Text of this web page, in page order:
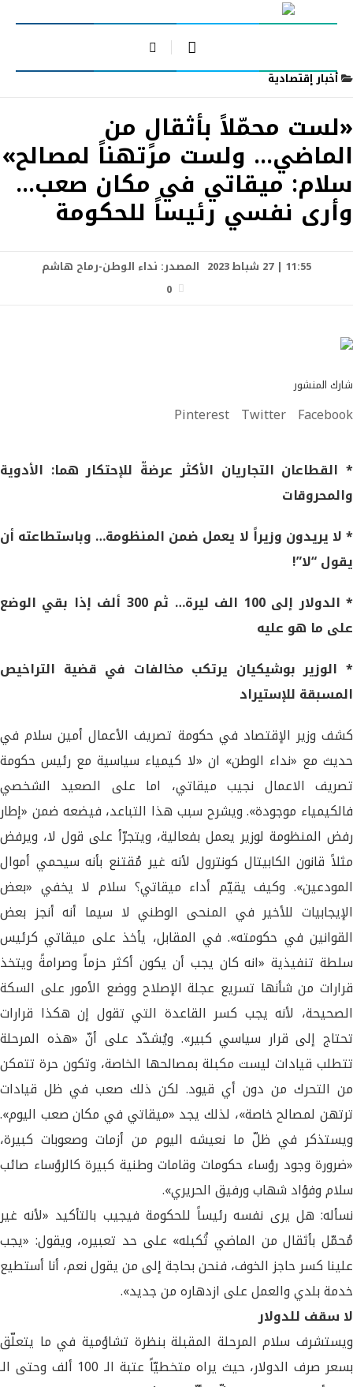
أخبار إقتصادية
«لست محمّلاً بأثقالٍ من
الماضي… ولست مرتهناً لمصالح»
سلام: ميقاتي في مكان صعب…
وأرى نفسي رئيساً للحكومة
11:55 | 27 شباط 2023 المصدر: نداء الوطن-رماح هاشم
0
شارك المنشور
Facebook
Twitter
Pinterest
* القطاعان التجاريان الأكثر عرضةّ للإحتكار هما: الأدوية
والمحروقات
* لا يريدون وزيراً لا يعمل ضمن المنظومة… وباستطاعته أن
يقول “لا”!
* الدولار إلى 100 الف ليرة… ثم 300 ألف إذا بقي الوضع
على ما هو عليه
* الوزير بوشيكيان يرتكب مخالفات في قضية التراخيص
المسبقة للإستيراد
كشف وزير الإقتصاد في حكومة تصريف الأعمال أمين سلام في
حديث مع «نداء الوطن» ان «لا كيمياء سياسية مع رئيس حكومة
تصريف الاعمال نجيب ميقاتي، اما على الصعيد الشخصي
فالكيمياء موجودة». ويشرح سبب هذا التباعد، فيضعه ضمن «إطار
رفض المنظومة لوزير يعمل بفعالية، ويتجرّأ على قول لا، ويرفض
مثلاً قانون الكابيتال كونترول لأنه غير مُقتنع بأنه سيحمي أموال
المودعين». وكيف يقيّم أداء ميقاتي؟ سلام لا يخفي «بعض
الإيجابيات للأخير في المنحى الوطني لا سيما أنه أنجز بعض
القوانين في حكومته». في المقابل، يأخذ على ميقاتي كرئيس
سلطة تنفيذية «انه كان يجب أن يكون أكثر حزماً وصرامةً ويتخذ
قرارات من شأنها تسريع عجلة الإصلاح ووضع الأمور على السكة
الصحيحة، لأنه يجب كسر القاعدة التي تقول إن هكذا قرارات
تحتاج إلى قرار سياسي كبير». ويُشدّد على أنّ «هذه المرحلة
تتطلب قيادات ليست مكبلة بمصالحها الخاصة، وتكون حرة تتمكن
من التحرك من دون أي قيود. لكن ذلك صعب في ظل قيادات
ترتهن لمصالح خاصة»، لذلك يجد «ميقاتي في مكان صعب اليوم».
ويستذكر في ظلّ ما نعيشه اليوم من أزمات وصعوبات كبيرة،
«ضرورة وجود رؤساء حكومات وقامات وطنية كبيرة كالرؤساء صائب
سلام وفؤاد شهاب ورفيق الحريري».
نسأله: هل يرى نفسه رئيساً للحكومة فيجيب بالتأكيد «لأنه غير
مُحمّل بأثقال من الماضي تُكبله» على حد تعبيره، ويقول: «يجب
علينا كسر حاجز الخوف، فنحن بحاجة إلى من يقول نعم، أنا أستطيع
خدمة بلدي والعمل على ازدهاره من جديد».
لا سقف للدولار
ويستشرف سلام المرحلة المقبلة بنظرة تشاؤمية في ما يتعلّق
بسعر صرف الدولار، حيث يراه متخطيّاً عتبة الـ 100 ألف وحتى الـ